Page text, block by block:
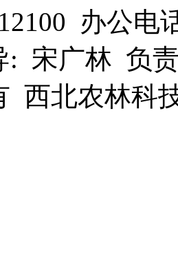
办公电
: 宋广林 负
西北农林科